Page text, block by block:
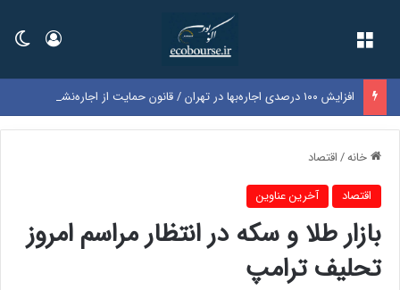
ورود
خانه/اقتصاد
اقتصاد آخرین عناوین
بازار طلا و سکه در انتظار مراسم امروز
تحلیف ترامپ